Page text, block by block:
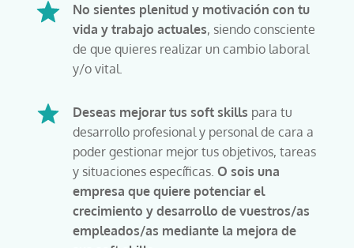
No sientes plenitud y motivación con tu
vida y trabajo actuales, siendo consciente
de que quieres realizar un cambio laboral
y/o vital.
Deseas mejorar tus soft skills para tu
desarrollo profesional y personal de cara a
poder gestionar mejor tus objetivos, tareas
y situaciones específicas. O sois una
empresa que quiere potenciar el
crecimiento y desarrollo de vuestros/as
empleados/as mediante la mejora de